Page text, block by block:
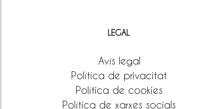
LEGAL
Avís legal
Política de privacitat
Política de cookies
Política de xarxes socials